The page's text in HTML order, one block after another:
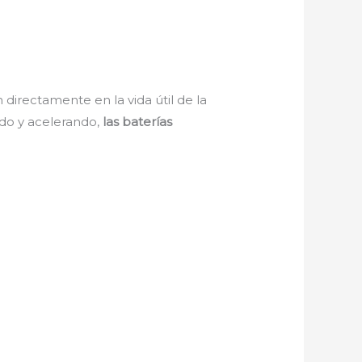
directamente en la vida útil de la
y acelerando, las baterías